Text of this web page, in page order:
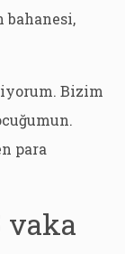
bahanesi,
Bizim
para
vaka